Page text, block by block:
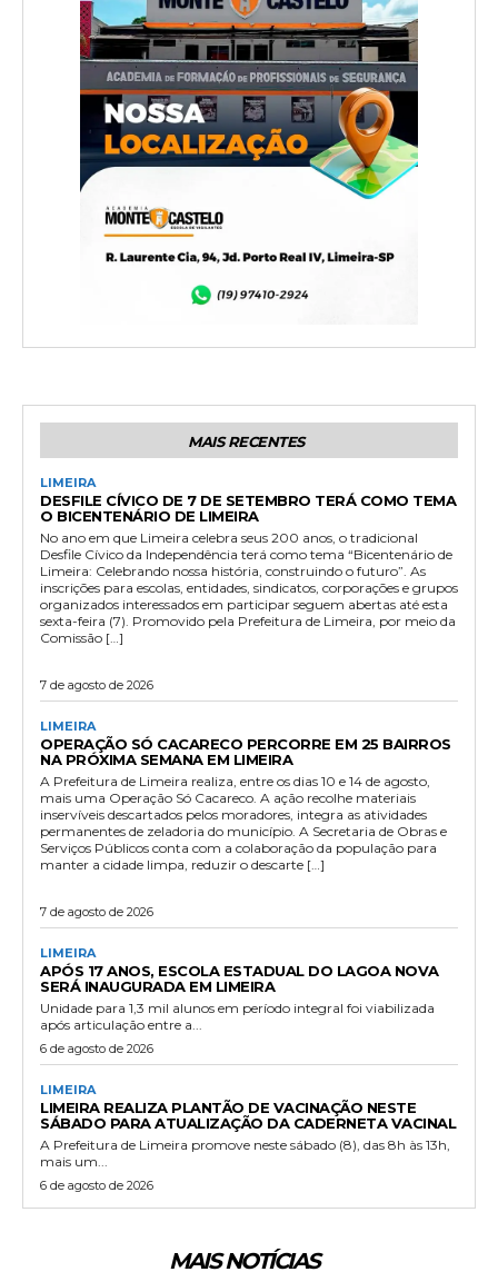
MAIS RECENTES
LIMEIRA
DESFILE CÍVICO DE 7 DE SETEMBRO TERÁ COMO TEMA
O BICENTENÁRIO DE LIMEIRA
No ano em que Limeira celebra seus 200 anos, o tradicional
Desfile Cívico da Independência terá como tema “Bicentenário de
Limeira: Celebrando nossa história, construindo o futuro”. As
inscrições para escolas, entidades, sindicatos, corporações e grupos
organizados interessados em participar seguem abertas até esta
sexta-feira (7). Promovido pela Prefeitura de Limeira, por meio da
Comissão […]
7 de agosto de 2026
LIMEIRA
OPERAÇÃO SÓ CACARECO PERCORRE EM 25 BAIRROS
NA PRÓXIMA SEMANA EM LIMEIRA
A Prefeitura de Limeira realiza, entre os dias 10 e 14 de agosto,
mais uma Operação Só Cacareco. A ação recolhe materiais
inservíveis descartados pelos moradores, integra as atividades
permanentes de zeladoria do município. A Secretaria de Obras e
Serviços Públicos conta com a colaboração da população para
manter a cidade limpa, reduzir o descarte […]
7 de agosto de 2026
LIMEIRA
APÓS 17 ANOS, ESCOLA ESTADUAL DO LAGOA NOVA
SERÁ INAUGURADA EM LIMEIRA
Unidade para 1,3 mil alunos em período integral foi viabilizada
após articulação entre a...
6 de agosto de 2026
LIMEIRA
LIMEIRA REALIZA PLANTÃO DE VACINAÇÃO NESTE
SÁBADO PARA ATUALIZAÇÃO DA CADERNETA VACINAL
A Prefeitura de Limeira promove neste sábado (8), das 8h às 13h,
mais um...
6 de agosto de 2026
MAIS NOTÍCIAS